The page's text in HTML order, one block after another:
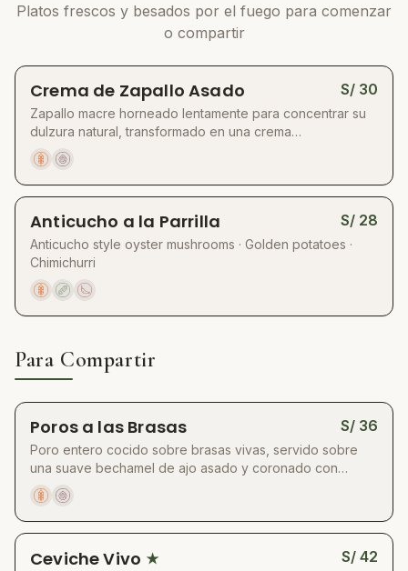
Platos frescos y besados por el fuego para comenzar
o compartir
Crema de Zapallo Asado S/ 30
Zapallo macre horneado lentamente para concentrar su
dulzura natural, transformado en una crema
aterciopelada. Servida en mesa para rodear un delicado
bouquet de vegetales y flores, acompañada de pan
artesanal tibio.
Anticucho a la Parrilla S/ 28
Anticucho style oyster mushrooms · Golden potatoes ·
Chimichurri
Para Compartir
Poros a las Brasas S/ 36
Poro entero cocido sobre brasas vivas, servido sobre
una suave bechamel de ajo asado y coronado con
pistachos tostados y hojas de albahaca fresca.
Acompañado de papas nativas aplastadas y doradas
para un contraste crujiente.
Ceviche Vivo ★ S/ 42